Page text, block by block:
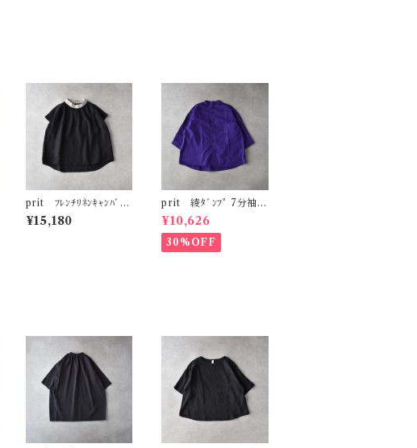
prit ﾌﾚﾝﾁﾘﾈﾝｷｬﾝﾊﾞｽ
ｸﾚﾘｯｸｽﾘｰﾌﾞﾚｽﾌﾟﾙｵｰﾊﾞ
ｰ (ｸﾛ) P81627
¥15,180
prit 綾ﾀﾞﾝﾌﾟ 7分袖ｽﾀ
ﾝﾄﾞｶﾗｰｼｬﾂ (ﾊﾟｰﾌﾟﾙ)
P81635
¥10,626
30%OFF